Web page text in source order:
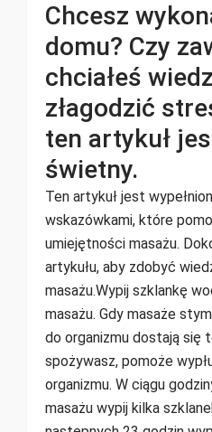
Chcesz
domu? Czy
chciałeś
złagodzić
ten artykuł
świetny.
Ten artykuł jest
wskazówkami, które
umiejętności masażu.
artykułu, aby zdobyć
masażu.Wypij szklankę
masażu. Gdy masaże
do organizmu dostają się
spożywasz, pomoże
organizmu. W ciągu
masażu wypij kilka